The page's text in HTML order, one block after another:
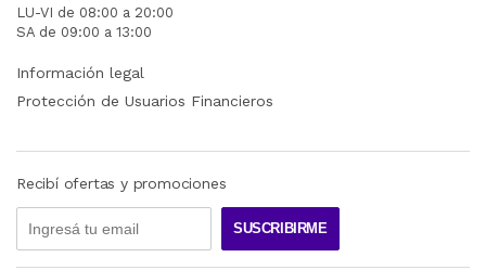
LU-VI de 08:00 a 20:00
SA de 09:00 a 13:00
Información legal
Protección de Usuarios Financieros
Recibí ofertas y promociones
SUSCRIBIRME